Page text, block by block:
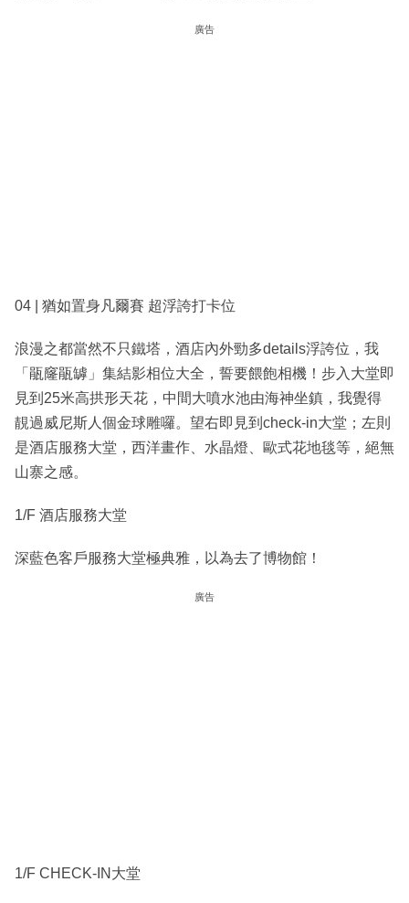
廣告
04 | 猶如置身凡爾賽 超浮誇打卡位
浪漫之都當然不只鐵塔，酒店內外勁多details浮誇位，我
「瓹窿瓹罅」集結影相位大全，誓要餵飽相機！步入大堂即
見到25米高拱形天花，中間大噴水池由海神坐鎮，我覺得
靚過威尼斯人個金球雕囉。望右即見到check-in大堂；左則
是酒店服務大堂，西洋畫作、水晶燈、歐式花地毯等，絕無
山寨之感。
1/F 酒店服務大堂
深藍色客戶服務大堂極典雅，以為去了博物館！
廣告
1/F CHECK-IN大堂